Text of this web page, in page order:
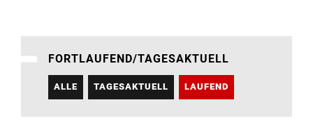
Aktuelles
FORTLAUFEND/TAGESAKTUELL
ALLE TAGESAKTUELL LAUFEND